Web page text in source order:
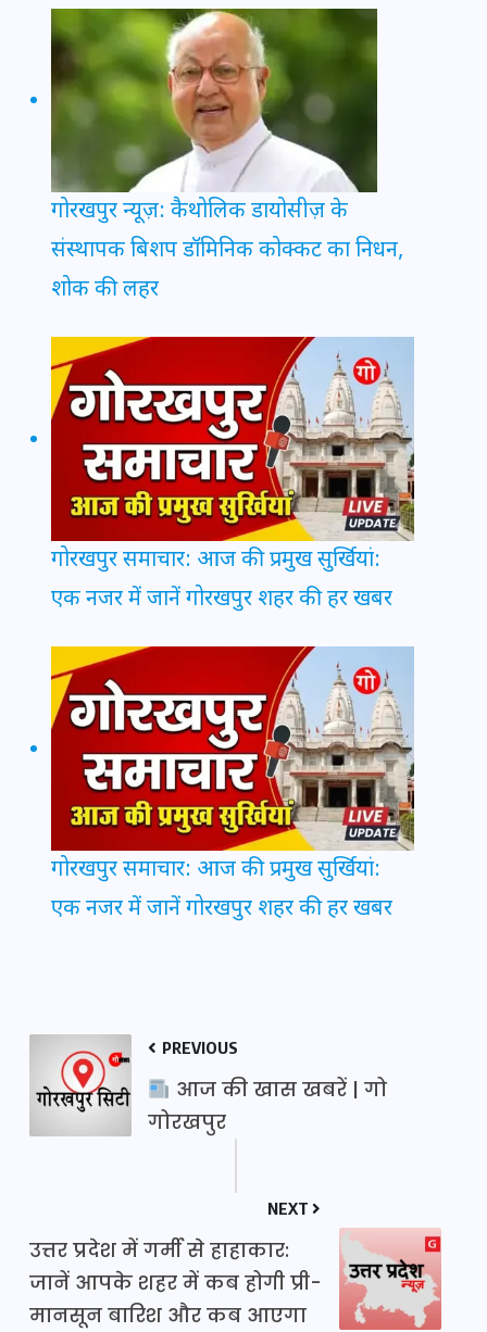
गोरखपुर न्यूज़: कैथोलिक डायोसीज़ के
संस्थापक बिशप डॉमिनिक कोक्कट का निधन,
शोक की लहर
गोरखपुर समाचार: आज की प्रमुख सुर्खियां:
एक नजर में जानें गोरखपुर शहर की हर खबर
गोरखपुर समाचार: आज की प्रमुख सुर्खियां:
एक नजर में जानें गोरखपुर शहर की हर खबर
PREVIOUS
आज की खास खबरें | गो
गोरखपुर
NEXT
उत्तर प्रदेश में गर्मी से हाहाकार:
जानें आपके शहर में कब होगी प्री-
मानसून बारिश और कब आएगा